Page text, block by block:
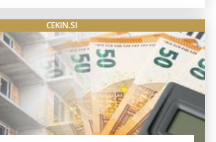
CEKIN.SI